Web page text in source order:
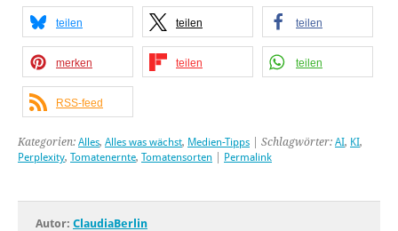
teilen teilen teilen
merken teilen teilen
RSS-feed
Kategorien: Alles, Alles was wächst, Medien-Tipps | Schlagwörter: AI, KI,
Perplexity, Tomatenernte, Tomatensorten Permalink
Autor: ClaudiaBerlin